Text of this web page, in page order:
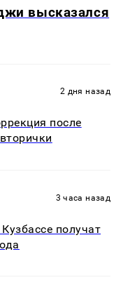
высказался
2 дня назад
после
3 часа назад
получат